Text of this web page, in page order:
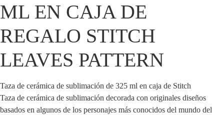
ML EN CAJA DE
REGALO STITCH
LEAVES PATTERN
Taza de cerámica de sublimación de 325 ml en caja de Stitch
Taza de cerámica de sublimación decorada con originales diseños
basados en algunos de los personajes más conocidos del mundo del